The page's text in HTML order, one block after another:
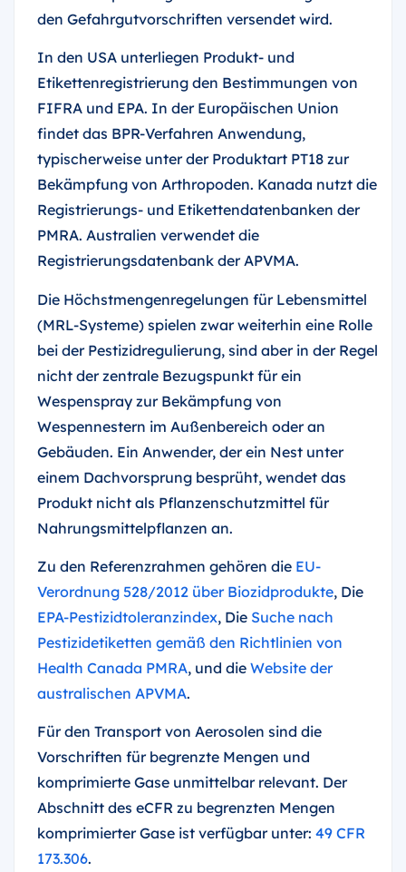
den Gefahrgutvorschriften versendet wird.
In den USA unterliegen Produkt- und
Etikettenregistrierung den Bestimmungen von
FIFRA und EPA. In der Europäischen Union
findet das BPR-Verfahren Anwendung,
typischerweise unter der Produktart PT18 zur
Bekämpfung von Arthropoden. Kanada nutzt die
Registrierungs- und Etikettendatenbanken der
PMRA. Australien verwendet die
Registrierungsdatenbank der APVMA.
Die Höchstmengenregelungen für Lebensmittel
(MRL-Systeme) spielen zwar weiterhin eine Rolle
bei der Pestizidregulierung, sind aber in der Regel
nicht der zentrale Bezugspunkt für ein
Wespenspray zur Bekämpfung von
Wespennestern im Außenbereich oder an
Gebäuden. Ein Anwender, der ein Nest unter
einem Dachvorsprung besprüht, wendet das
Produkt nicht als Pflanzenschutzmittel für
Nahrungsmittelpflanzen an.
Zu den Referenzrahmen gehören die EU-
Verordnung 528/2012 über Biozidprodukte, Die
EPA-Pestizidtoleranzindex, Die Suche nach
Pestizidetiketten gemäß den Richtlinien von
Health Canada PMRA, und die Website der
australischen APVMA.
Für den Transport von Aerosolen sind die
Vorschriften für begrenzte Mengen und
komprimierte Gase unmittelbar relevant. Der
Abschnitt des eCFR zu begrenzten Mengen
komprimierter Gase ist verfügbar unter: 49 CFR
173.306.